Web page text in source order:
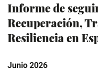
Informe de
Recuperación,
Resiliencia en
Junio 2026